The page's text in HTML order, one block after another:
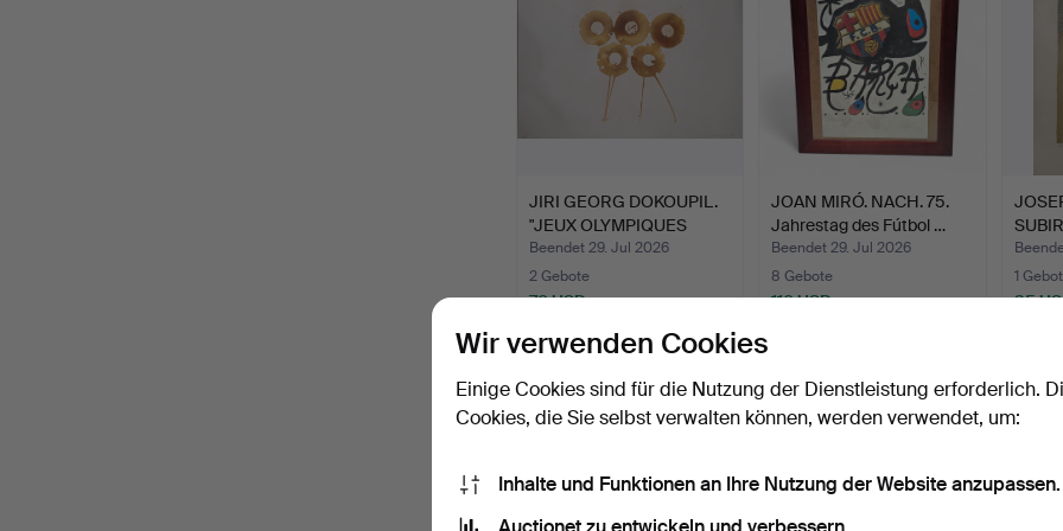
JIRI GEORG DOKOUPIL.
"JEUX OLYMPIQUES
BARC…
Beendet 29. Jul 2026
2 Gebote
70 USD
JOAN MIRÓ. NACH. 75.
Jahrestag des Fútbol …
Beendet 29. Jul 2026
8 Gebote
110 USD
Bella".
1 Gebot
35
Wir verwenden Cookies
Einige Cookies sind für die Nutzung der Dienstleistung erforderlich.
Cookies, die Sie selbst verwalten können, werden verwendet, um:
Inhalte und Funktionen an Ihre Nutzung der Website anzupassen.